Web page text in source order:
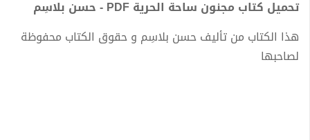
تحميل كتاب مجنون ساحة الحرية PDF - حسن بلاسِم
هذا الكتاب من تأليف حسن بلاسِم و حقوق الكتاب محفوظة
لصاحبها